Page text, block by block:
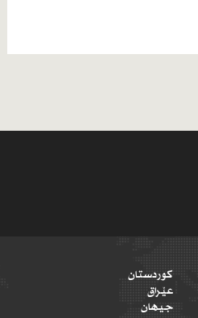
کوردستان
عێراق
جیهان